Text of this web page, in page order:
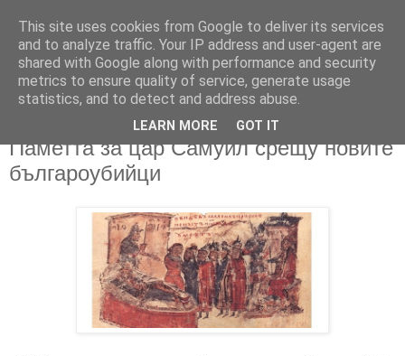
Паметта за цар Самуил срещу новите
българоубийци
This site uses cookies from Google to deliver its services
and to analyze traffic. Your IP address and user-agent are
shared with Google along with performance and security
metrics to ensure quality of service, generate usage
statistics, and to detect and address abuse.
LEARN MORE GOT IT